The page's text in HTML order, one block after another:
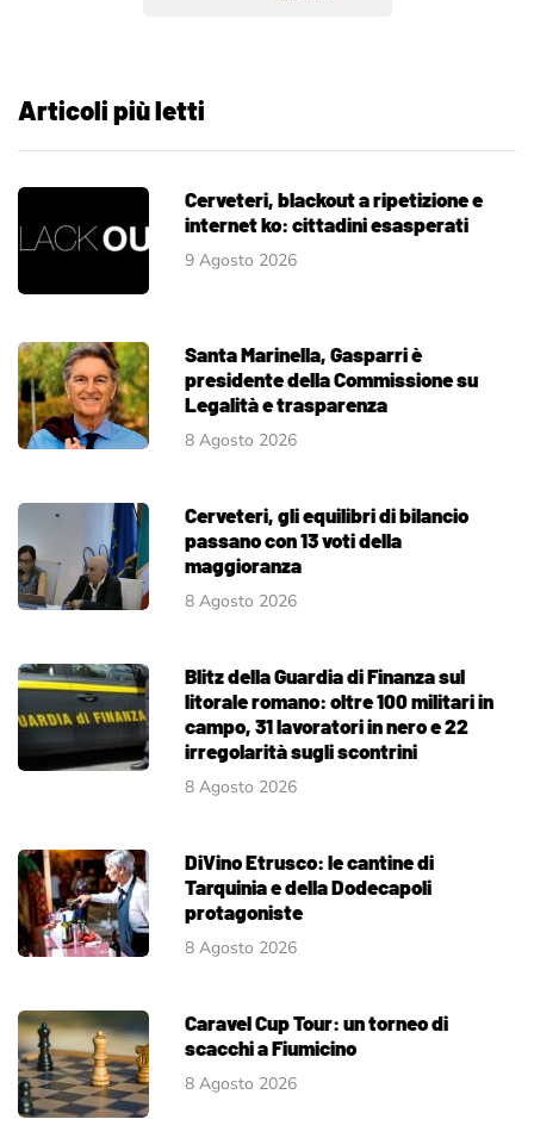
Articoli più letti
Cerveteri, blackout a ripetizione e
internet ko: cittadini esasperati
9 Agosto 2026
Santa Marinella, Gasparri è
presidente della Commissione su
Legalità e trasparenza
8 Agosto 2026
Cerveteri, gli equilibri di bilancio
passano con 13 voti della
maggioranza
8 Agosto 2026
Blitz della Guardia di Finanza sul
litorale romano: oltre 100 militari in
campo, 31 lavoratori in nero e 22
irregolarità sugli scontrini
8 Agosto 2026
DiVino Etrusco: le cantine di
Tarquinia e della Dodecapoli
protagoniste
8 Agosto 2026
Caravel Cup Tour: un torneo di
scacchi a Fiumicino
8 Agosto 2026